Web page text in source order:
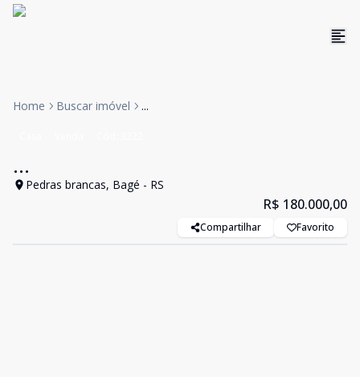
Home Buscar imóvel ...
...
Pedras brancas, Bagé - RS
R$ 180.000,00
Compartilhar Favorito